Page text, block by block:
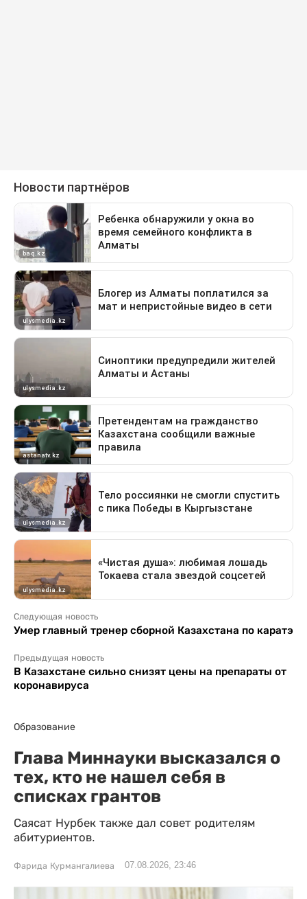
Следующая новость
Умер главный тренер сборной Казахстана по каратэ
Предыдущая новость
В Казахстане сильно снизят цены на препараты от
коронавируса
Образование
Глава Миннауки высказался о
тех, кто не нашел себя в
списках грантов
Саясат Нурбек также дал совет родителям
абитуриентов.
Фарида Курмангалиева 07.08.2026, 23:46